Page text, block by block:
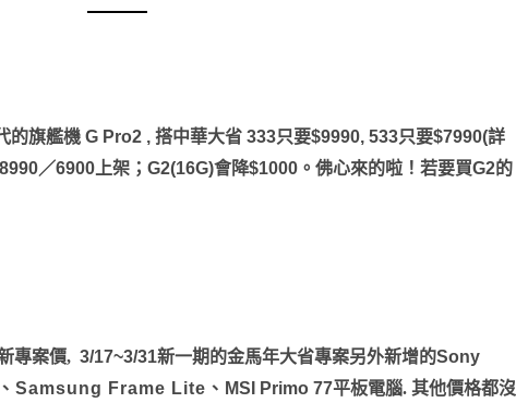
的旗艦機 G Pro2 , 搭中華大省 333只要$9990, 533只要$7990(詳
8990／6900 上架； G2(16G)會降$1000 。佛心來的啦！若要買G2的
專案價, 3/17~3/31新一期的金馬年大省專案另外新增的Sony
、 Samsung Frame Lite 、 MSI Primo 77平板電腦. 其他價格都沒